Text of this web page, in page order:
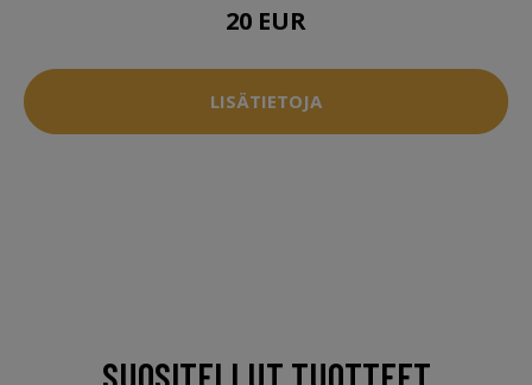
20 EUR
LISÄTIETOJA
SUOSITELLUT TUOTTEET